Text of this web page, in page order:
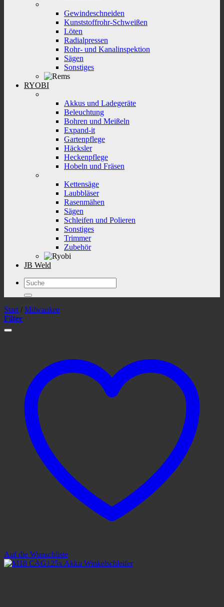
Gewindeschneiden
Kunststoffrohr-Schweißen
Löten
Radialpressen
Rohr- und Kanalinspektion
Sägen
Sonstiges
RYOBI
Akkus und Ladegeräte
Beleuchtung
Bohren und Meißeln
Expand-it
Gartenpflege
Häcksler
Heckenpflege
Hobeln und Fräsen
Kettensäge
Laubbläser
Rasenmähen
Sägen
Schleifen und Polieren
Sonstiges
Trimmer
Zubehör
JB Weld
Suchen
nach:
Start / Milwaukee
Filter
Auf die Wunschliste